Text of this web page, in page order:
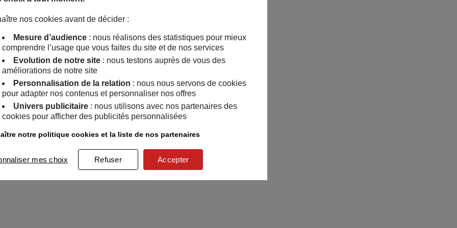
nos cookies avant de décider :
Mesure d’audience : nous réalisons des statistiques pour mieux
comprendre l’usage que vous faites du site et de nos services
Evolution de notre site : nous testons auprès de vous des
améliorations de notre site
Personnalisation de la relation : nous nous servons de cookies
pour adapter nos contenus et personnaliser nos offres
Univers publicitaire : nous utilisons avec nos partenaires des
cookies pour afficher des publicités personnalisées
notre politique cookies et la liste de nos partenaires
mes choix Refuser Accepter